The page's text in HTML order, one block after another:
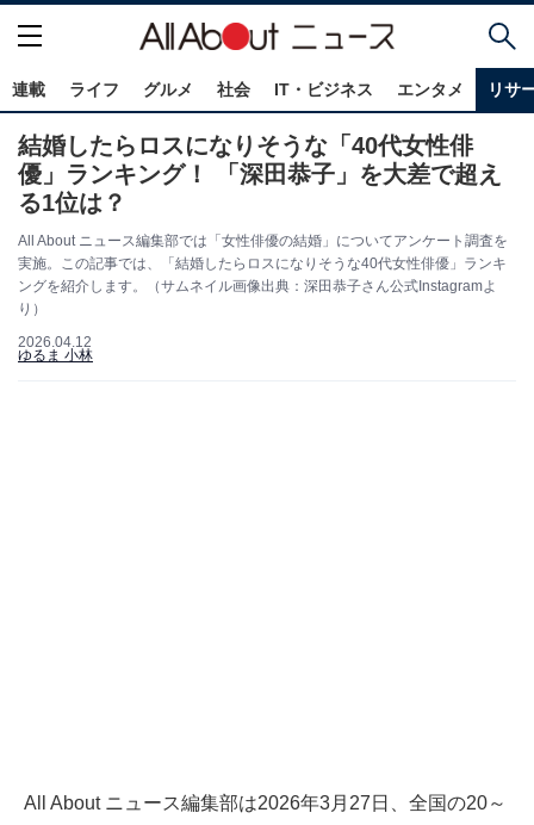
連載 ライフ グルメ 社会 IT・ビジネス エンタメ リサ
結婚したらロスになりそうな「40代女性俳
優」ランキング！ 「深田恭子」を大差で超え
る1位は？
All About ニュース編集部では「女性俳優の結婚」についてアンケート調査を
実施。この記事では、「結婚したらロスになりそうな40代女性俳優」ランキ
ングを紹介します。（サムネイル画像出典：深田恭子さん公式Instagramよ
り）
2026.04.12
ゆるま 小林
All About ニュース編集部は2026年3月27日、全国の20～